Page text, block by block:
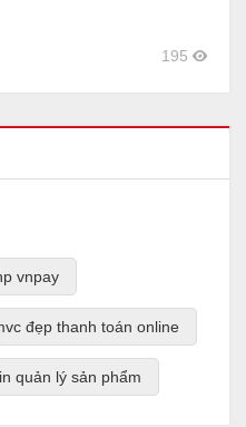
195
vnpay
đẹp thanh toán online
quản lý sản phẩm